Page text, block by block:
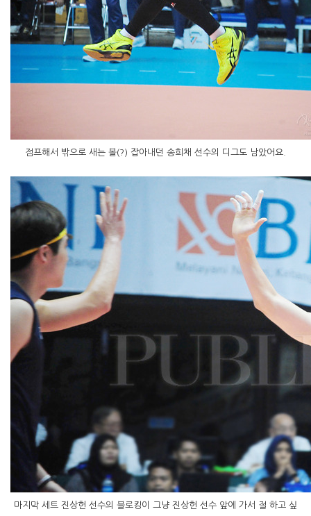
점프해서 밖으로 새는 볼(?) 잡아내던 송희채 선수의 디그도 남았어요.
마지막 세트 진상헌 선수의 블로킹이 그냥 진상헌 선수 앞에 가서 절 하고 싶